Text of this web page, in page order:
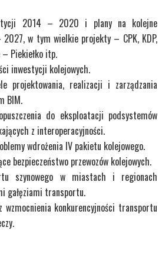
2014 – 2020 i plany na kolejne
w tym wielkie projekty – CPK, KDP,
– Piekiełko itp.
inwestycji kolejowych.
projektowania, realizacji i zarządzania
BIM.
do eksploatacji podsystemów
z interoperacyjności.
wdrożenia IV pakietu kolejowego.
bezpieczeństwo przewozów kolejowych.
szynowego w miastach i regionach
gałęziami transportu.
wzmocnienia konkurencyjności transportu